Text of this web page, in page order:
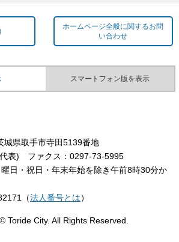
ホームページ全般に関するお問
い合わせ
スマートフォン版を表示
県取手市寺田5139番地
表) ファクス：0297-73-5995
日・祝日・年末年始を除き午前8時30分か
（法人番号とは）
Toride City. All Rights Reserved.